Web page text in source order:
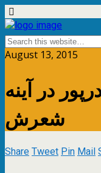
August 13, 2015
در آینه
شعرش
ShareTweetPinMail